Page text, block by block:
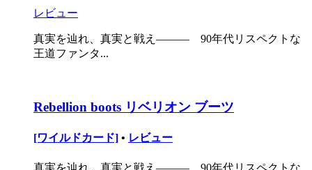
レビュー
真実を辿れ、真実と戦え――― 90年代リスペクトな
王道ファンタ...
Rebellion boots リベリオン ブーツ
[ワイルドカード] • レビュー
真実を辿れ、真実と戦え――― 90年代リスペクトな